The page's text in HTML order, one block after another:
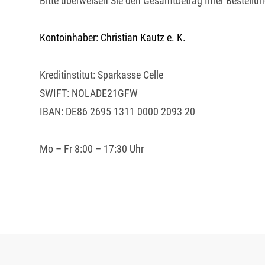
Kontoinhaber: Christian Kautz e. K.
Kreditinstitut: Sparkasse Celle
SWIFT: NOLADE21GFW
IBAN: DE86 2695 1311 0000 2093 20
Mo – Fr 8:00 – 17:30 Uhr